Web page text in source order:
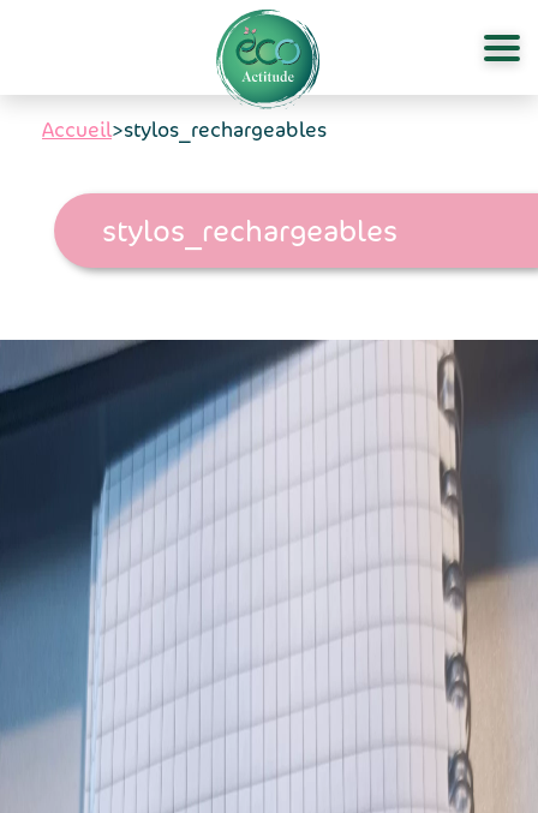
Aller au contenu principal
Accueil>stylos_rechargeables
stylos_rechargeables